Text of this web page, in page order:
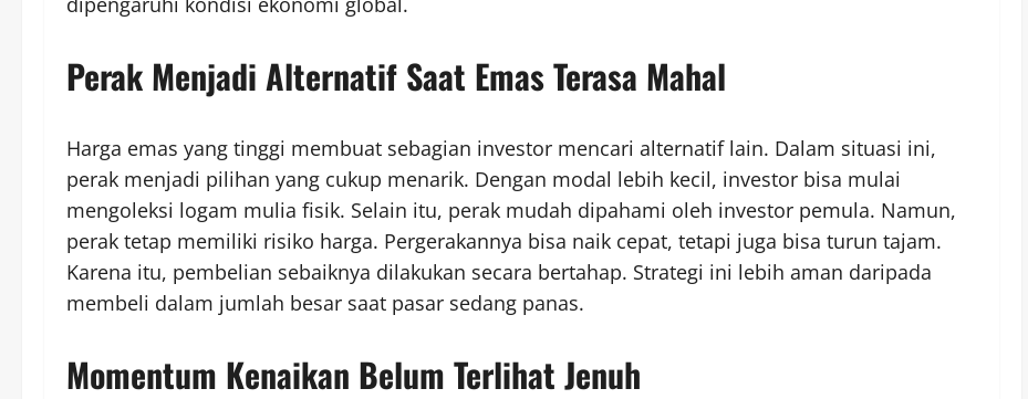
Perak Menjadi Alternatif Saat Emas Terasa Mahal
Harga emas yang tinggi membuat sebagian investor mencari alternatif lain. Dalam situasi ini,
perak menjadi pilihan yang cukup menarik. Dengan modal lebih kecil, investor bisa mulai
mengoleksi logam mulia fisik. Selain itu, perak mudah dipahami oleh investor pemula. Namun,
perak tetap memiliki risiko harga. Pergerakannya bisa naik cepat, tetapi juga bisa turun tajam.
Karena itu, pembelian sebaiknya dilakukan secara bertahap. Strategi ini lebih aman daripada
membeli dalam jumlah besar saat pasar sedang panas.
Momentum Kenaikan Belum Terlihat Jenuh